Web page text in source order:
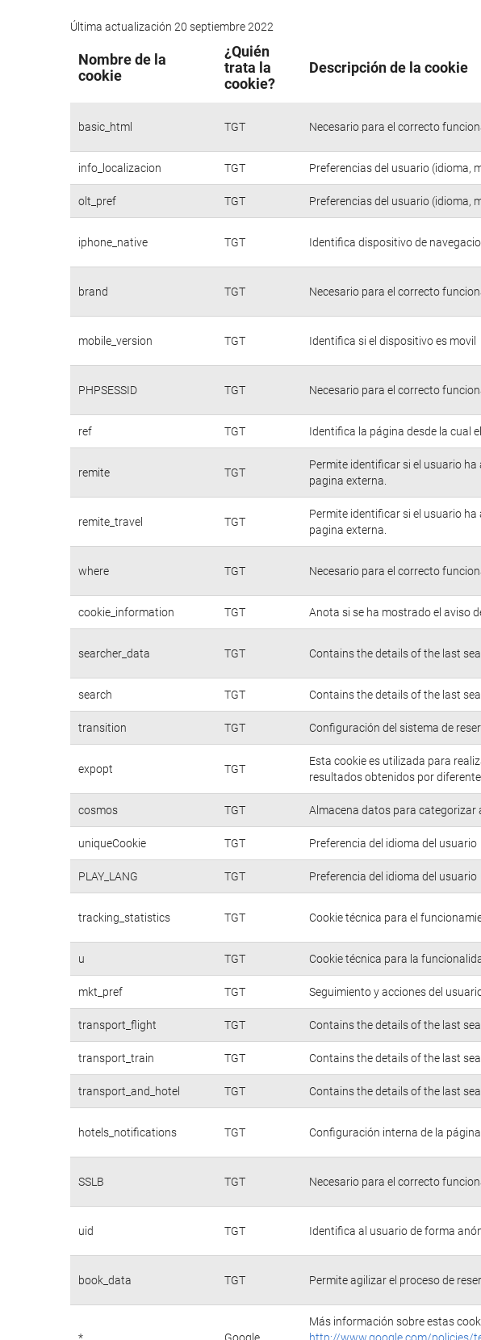
Última actualización 20 septiembre 2022
Nombre de la
cookie
¿Quién
trata la
cookie?
Descripción de la cookie
basic_html TGT Necesario para el correcto
info_localizacion TGT Preferencias del usuario (idioma,
olt_pref TGT Preferencias del usuario (idioma,
iphone_native TGT Identifica dispositivo de
brand TGT Necesario para el correcto
mobile_version TGT Identifica si el dispositivo es movil
PHPSESSID TGT Necesario para el correcto
ref TGT Identifica la página desde la cual
remite TGT
Permite identificar si el usuario
pagina externa.
remite_travel TGT
Permite identificar si el usuario
pagina externa.
where TGT Necesario para el correcto
cookie_information TGT Anota si se ha mostrado el aviso
searcher_data TGT Contains the details of the last
search TGT Contains the details of the last
transition TGT Configuración del sistema de
expopt TGT
Esta cookie es utilizada para
resultados obtenidos por
cosmos TGT Almacena datos para categorizar
uniqueCookie TGT Preferencia del idioma del usuario
PLAY_LANG TGT Preferencia del idioma del usuario
tracking_statistics TGT Cookie técnica para el
u TGT Cookie técnica para la
mkt_pref TGT Seguimiento y acciones del
transport_flight TGT Contains the details of the last
transport_train TGT Contains the details of the last
transport_and_hotel TGT Contains the details of the last
hotels_notifications TGT Configuración interna de la página
SSLB TGT Necesario para el correcto
uid TGT Identifica al usuario de forma
book_data TGT Permite agilizar el proceso de
Más información sobre estas